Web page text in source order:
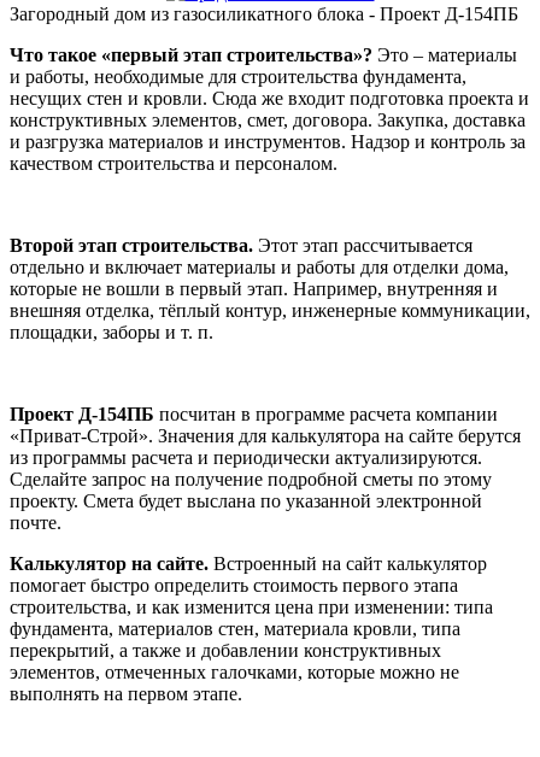
Загородный дом из газосиликатного блока - Проект Д-154ПБ
Что такое «первый этап строительства»? Это – материалы
и работы, необходимые для строительства фундамента,
несущих стен и кровли. Сюда же входит подготовка проекта и
конструктивных элементов, смет, договора. Закупка, доставка
и разгрузка материалов и инструментов. Надзор и контроль за
качеством строительства и персоналом.
Второй этап строительства. Этот этап рассчитывается
отдельно и включает материалы и работы для отделки дома,
которые не вошли в первый этап. Например, внутренняя и
внешняя отделка, тёплый контур, инженерные коммуникации,
площадки, заборы и т. п.
Проект Д-154ПБ посчитан в программе расчета компании
«Приват-Строй». Значения для калькулятора на сайте берутся
из программы расчета и периодически актуализируются.
Сделайте запрос на получение подробной сметы по этому
проекту. Смета будет выслана по указанной электронной
почте.
Калькулятор на сайте. Встроенный на сайт калькулятор
помогает быстро определить стоимость первого этапа
строительства, и как изменится цена при изменении: типа
фундамента, материалов стен, материала кровли, типа
перекрытий, а также и добавлении конструктивных
элементов, отмеченных галочками, которые можно не
выполнять на первом этапе.